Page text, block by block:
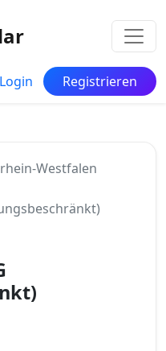
Login Registrieren
Westfalen